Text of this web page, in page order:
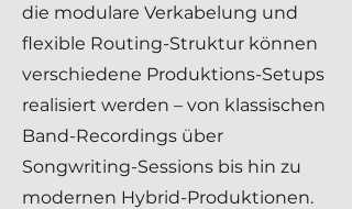
die modulare Verkabelung und
flexible Routing-Struktur können
verschiedene Produktions-Setups
realisiert werden – von klassischen
Band-Recordings über
Songwriting-Sessions bis hin zu
modernen Hybrid-Produktionen.​